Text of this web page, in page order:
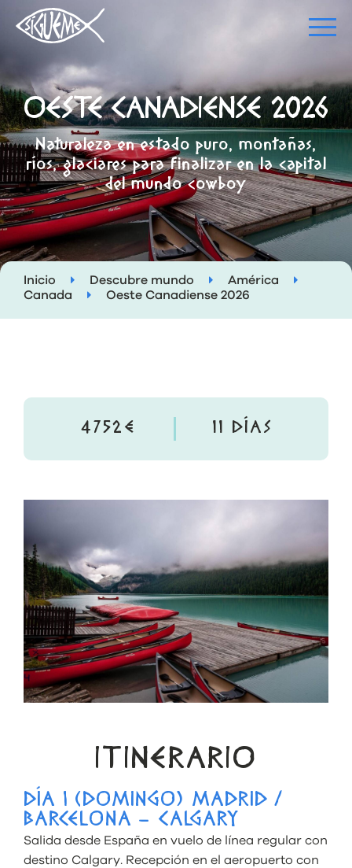
OESTE CANADIENSE 2026
Naturaleza en estado puro, montañas,
ríos, glaciares para finalizar en la capital
del mundo cowboy
Inicio Descubre mundo
América
Canada
Oeste Canadiense 2026
4752€ 11 DÍAS
ITINERARIO
DÍA 1 (DOMINGO) MADRID /
BARCELONA – CALGARY
Salida desde España en vuelo de línea regular con
destino Calgary. Recepción en el aeropuerto con